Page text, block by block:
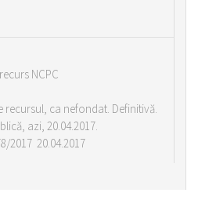
NCPC
recursul, ca nefondat. Definitivă.
azi, 20.04.2017.
2017 20.04.2017